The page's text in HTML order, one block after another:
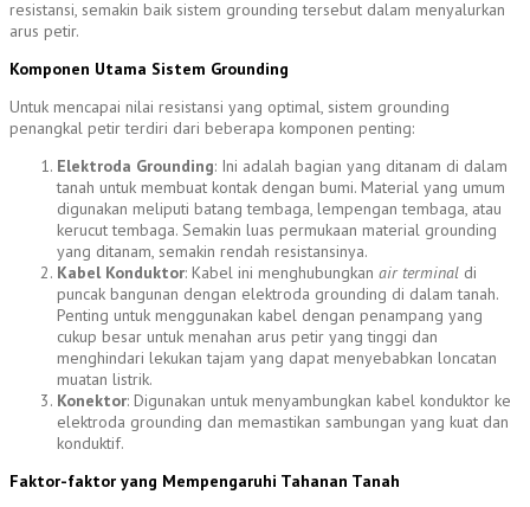
resistansi, semakin baik sistem grounding tersebut dalam menyalurkan
arus petir.
Komponen Utama Sistem Grounding
Untuk mencapai nilai resistansi yang optimal, sistem grounding
penangkal petir terdiri dari beberapa komponen penting:
Elektroda Grounding: Ini adalah bagian yang ditanam di dalam
tanah untuk membuat kontak dengan bumi. Material yang umum
digunakan meliputi batang tembaga, lempengan tembaga, atau
kerucut tembaga. Semakin luas permukaan material grounding
yang ditanam, semakin rendah resistansinya.
Kabel Konduktor: Kabel ini menghubungkan air terminal di
puncak bangunan dengan elektroda grounding di dalam tanah.
Penting untuk menggunakan kabel dengan penampang yang
cukup besar untuk menahan arus petir yang tinggi dan
menghindari lekukan tajam yang dapat menyebabkan loncatan
muatan listrik.
Konektor: Digunakan untuk menyambungkan kabel konduktor ke
elektroda grounding dan memastikan sambungan yang kuat dan
konduktif.
Faktor-faktor yang Mempengaruhi Tahanan Tanah